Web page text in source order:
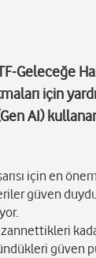
Geleceğe
için
AI)
için en
güven
güven